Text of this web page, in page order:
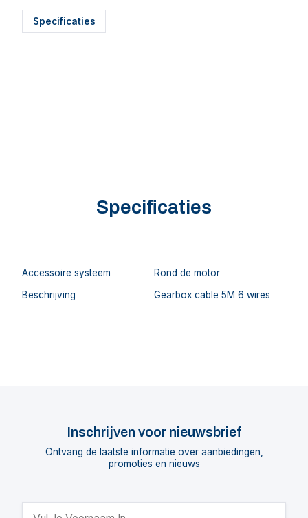
Specificaties
Specificaties
Accessoire systeem
Rond de motor
Beschrijving
Gearbox cable 5M 6 wires
Inschrijven voor nieuwsbrief
Ontvang de laatste informatie over aanbiedingen,
promoties en nieuws